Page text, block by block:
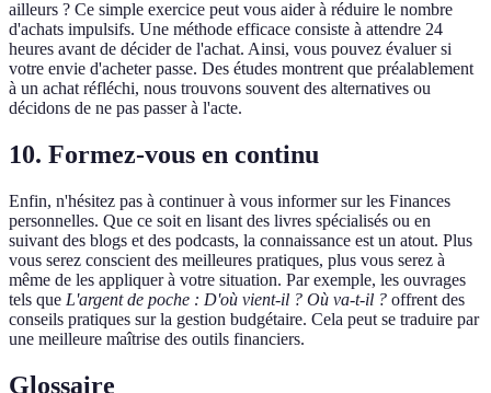
ailleurs ? Ce simple exercice peut vous aider à réduire le nombre
d'achats impulsifs. Une méthode efficace consiste à attendre 24
heures avant de décider de l'achat. Ainsi, vous pouvez évaluer si
votre envie d'acheter passe. Des études montrent que préalablement
à un achat réfléchi, nous trouvons souvent des alternatives ou
décidons de ne pas passer à l'acte.
10. Formez-vous en continu
Enfin, n'hésitez pas à continuer à vous informer sur les Finances
personnelles. Que ce soit en lisant des livres spécialisés ou en
suivant des blogs et des podcasts, la connaissance est un atout. Plus
vous serez conscient des meilleures pratiques, plus vous serez à
même de les appliquer à votre situation. Par exemple, les ouvrages
tels que L'argent de poche : D'où vient-il ? Où va-t-il ? offrent des
conseils pratiques sur la gestion budgétaire. Cela peut se traduire par
une meilleure maîtrise des outils financiers.
Glossaire